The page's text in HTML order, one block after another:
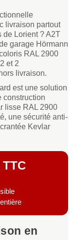
livraison partout
de Lorient ? A2T
garage Hörmann
RAL 2900
et 2
livraison.
est une solution
construction
lisse RAL 2900
une sécurité anti-
Kevlar
en